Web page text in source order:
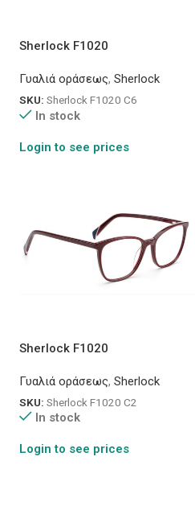
Sherlock F1020
Γυαλιά οράσεως, Sherlock
SKU: Sherlock F1020 C6
In stock
Login to see prices
Sherlock F1020
Γυαλιά οράσεως, Sherlock
SKU: Sherlock F1020 C2
In stock
Login to see prices